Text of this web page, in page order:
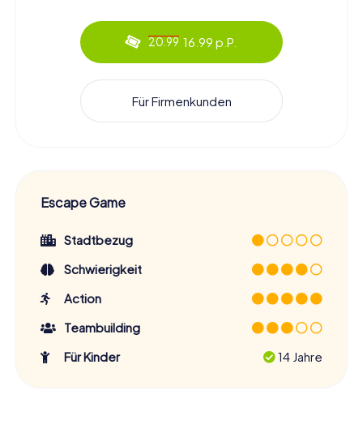
20.99 16.99 p.P.
Für Firmenkunden
Escape Game
Stadtbezug
Schwierigkeit
Action
Teambuilding
Für Kinder
14 Jahre